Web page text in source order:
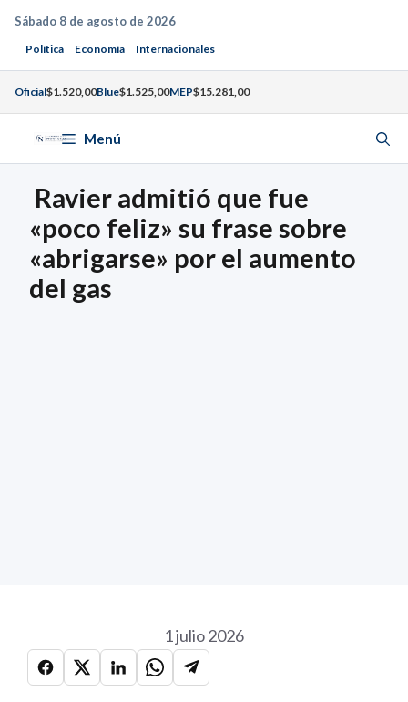
Saltar
contenido
Sábado 8 de agosto de 2026
Política Economía Internacionales
Oficial$1.520,00Blue$1.525,00MEP$15.281,00
Menú
Ravier admitió que fue
«poco feliz» su frase sobre
«abrigarse» por el aumento
del gas
1 julio 2026